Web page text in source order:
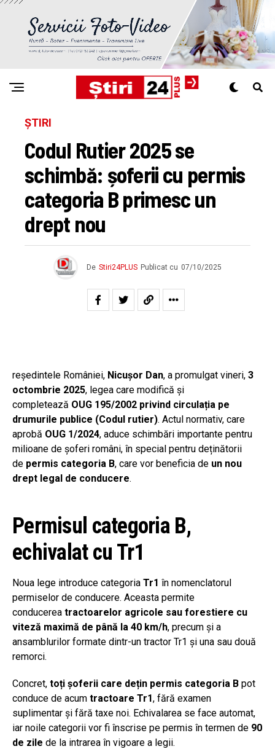
ȘTIRI
Codul Rutier 2025 se
schimbă: șoferii cu permis
categoria B primesc un
drept nou
De Stiri24PLUS Publicat cu 07/10/2025
reședintele României, Nicușor Dan, a promulgat vineri, 3
octombrie 2025, legea care modifică și
completează OUG 195/2002 privind circulația pe
drumurile publice (Codul rutier). Actul normativ, care
aprobă OUG 1/2024, aduce schimbări importante pentru
milioane de șoferi români, în special pentru deținătorii
de permis categoria B, care vor beneficia de un nou
drept legal de conducere.
Permisul categoria B,
echivalat cu Tr1
Noua lege introduce categoria Tr1 în nomenclatorul
permiselor de conducere. Aceasta permite
conducerea tractoarelor agricole sau forestiere cu
viteză maximă de până la 40 km/h, precum și a
ansamblurilor formate dintr-un tractor Tr1 și una sau două
remorci.
Concret, toți șoferii care dețin permis categoria B pot
conduce de acum tractoare Tr1, fără examen
suplimentar și fără taxe noi. Echivalarea se face automat,
iar noile categorii vor fi înscrise pe permis în termen de 90
de zile de la intrarea în vigoare a legii.